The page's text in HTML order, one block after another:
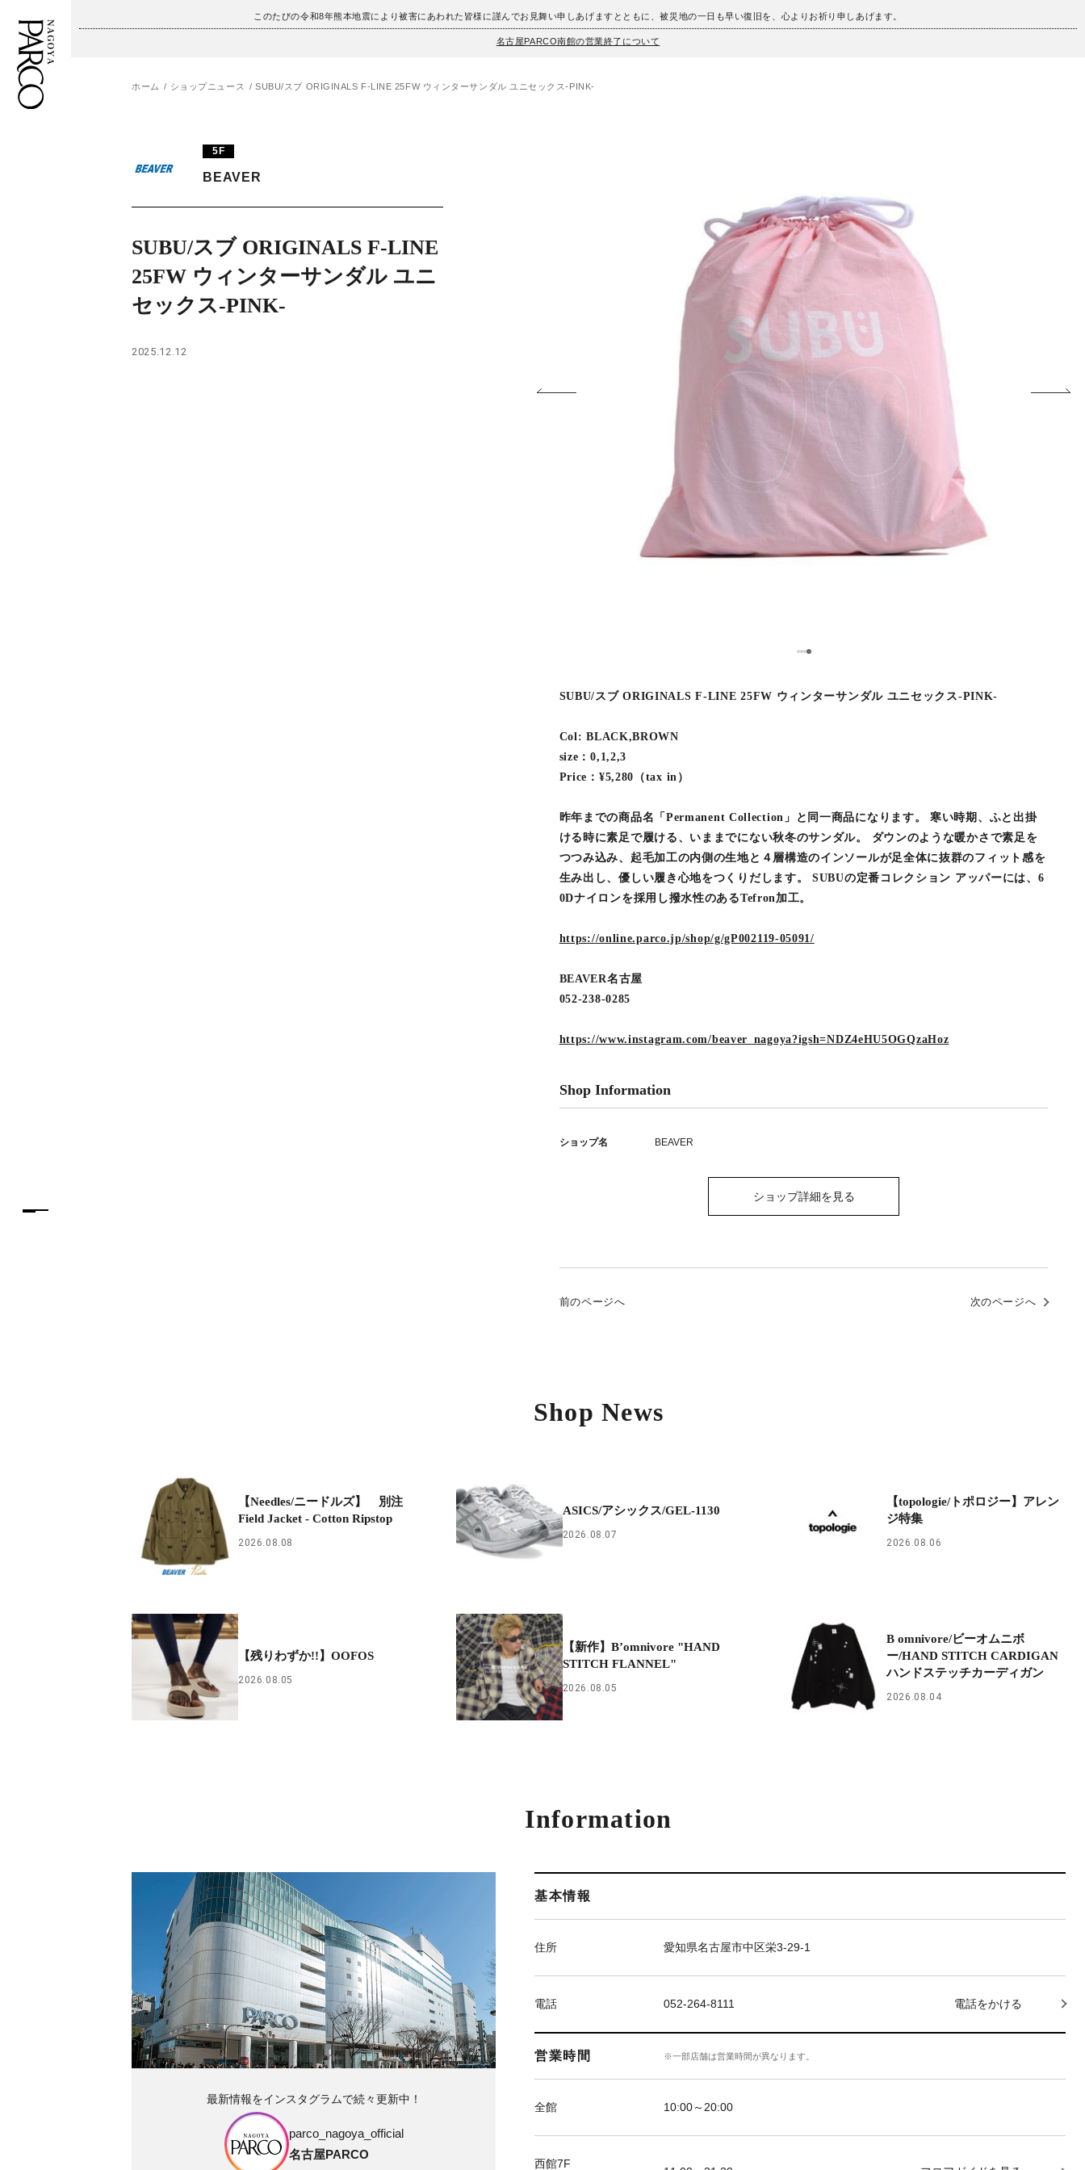
このたびの令和8年熊本地震により被害にあわれた皆様に謹んでお見舞い申しあげますとともに、被災地の一日も早い復旧を、心よりお祈り申しあげます。
名古屋PARCO南館の営業終了について
施設案内・アクセス
レストラン・カフェ
TAX FREE
ภาษาไทย
ホーム ショップニュース SUBU/スブ ORIGINALS F-LINE 25FW ウィンターサンダル ユニセックス-PINK-
5F
BEAVER
SUBU/スブ ORIGINALS F-LINE
25FW ウィンターサンダル ユニ
セックス-PINK-
2025.12.12
1234
SUBU/スブ ORIGINALS F-LINE 25FW ウィンターサンダル ユニセックス-PINK-
Col: BLACK,BROWN
size：0,1,2,3
Price：¥5,280（tax in）
昨年までの商品名「Permanent Collection」と同一商品になります。 寒い時期、ふと出掛
ける時に素足で履ける、いままでにない秋冬のサンダル。 ダウンのような暖かさで素足を
つつみ込み、起毛加工の内側の生地と４層構造のインソールが足全体に抜群のフィット感を
生み出し、優しい履き心地をつくりだします。 SUBUの定番コレクション アッパーには、6
0Dナイロンを採用し撥水性のあるTefron加工。
https://online.parco.jp/shop/g/gP002119-05091/
BEAVER名古屋
052-238-0285
https://www.instagram.com/beaver_nagoya?igsh=NDZ4eHU5OGQzaHoz
Shop Information
ショップ名 BEAVER
ショップ詳細を見る
前のページへ 次のページへ
Shop News
【Needles/ニードルズ】 別注
Field Jacket - Cotton Ripstop
2026.08.08
ASICS/アシックス/GEL-1130
2026.08.07
【topologie/トポロジー】アレン
ジ特集
2026.08.06
【残りわずか!!】OOFOS
2026.08.05
【新作】B’omnivore "HAND
STITCH FLANNEL"
2026.08.05
B omnivore/ビーオムニボ
ー/HAND STITCH CARDIGAN
ハンドステッチカーディガン
2026.08.04
Information
基本情報
住所 愛知県名古屋市中区栄3-29-1
電話 052-264-8111 電話をかける
営業時間 ※一部店舗は営業時間が異なります。
全館 10:00～20:00
西館7F
最新情報をインスタグラムで続々更新中！
parco_nagoya_official
名古屋PARCO